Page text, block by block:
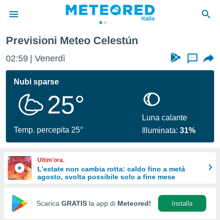
di
per
le
di
Web
Previsioni Meteo Celestún
02:59 Venerdì ...
Nubi sparse
25°
Temp. percepita 25°
Luna calante
Illuminata:31%
Ultim'ora.
L’estate non cambia rotta: caldo fino a metà
agosto, svolta possibile solo a fine mese
Scarica GRATIS la app di Meteored! Installa